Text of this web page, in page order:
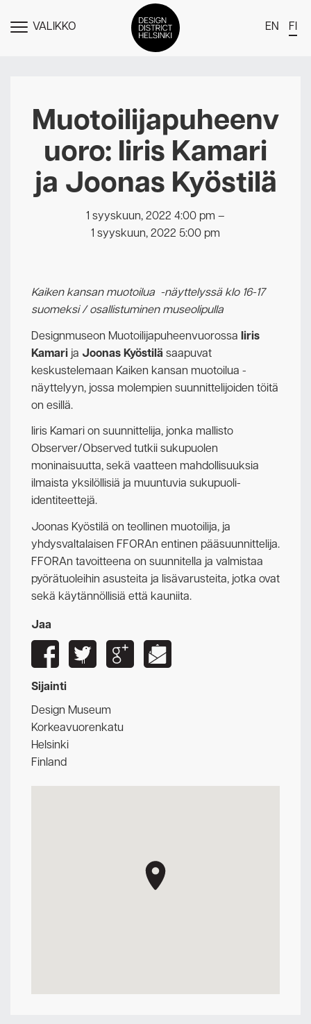
NÄYTÄVALIKKO EN FI
Jäsenet
Tapahtumat
Uutiset
Medialle
Meistä
Design District Helsingin jäsenyydestä
Muotoilijapuheenv
uoro: Iiris Kamari
ja Joonas Kyöstilä
1 syyskuun, 2022 4:00 pm –
1 syyskuun, 2022 5:00 pm
Kaiken kansan muotoilua -näyttelyssä klo 16-17
suomeksi / osallistuminen museolipulla
Designmuseon Muotoilijapuheenvuorossa Iiris
Kamarija Joonas Kyöstilä saapuvat
keskustelemaan Kaiken kansan muotoilua -
näyttelyyn, jossa molempien suunnittelijoiden töitä
on esillä.
Iiris Kamari on suunnittelija, jonka mallisto
Observer/Observed tutkii sukupuolen
moninaisuutta, sekä vaatteen mahdollisuuksia
ilmaista yksilöllisiä ja muuntuvia sukupuoli-
identiteettejä.
Joonas Kyöstilä on teollinen muotoilija, ja
yhdysvaltalaisen FFORAn entinen pääsuunnittelija.
FFORAn tavoitteena on suunnitella ja valmistaa
pyörätuoleihin asusteita ja lisävarusteita, jotka ovat
sekä käytännöllisiä että kauniita.
Jaa
Sijainti
Design Museum
Korkeavuorenkatu
Helsinki
Finland